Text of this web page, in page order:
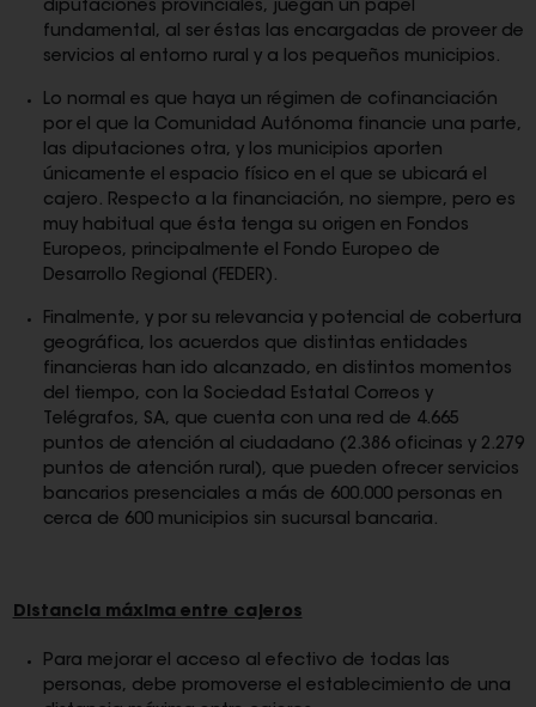
diputaciones provinciales, juegan un papel
fundamental, al ser éstas las encargadas de proveer de
servicios al entorno rural y a los pequeños municipios.
Lo normal es que haya un régimen de cofinanciación
por el que la Comunidad Autónoma financie una parte,
las diputaciones otra, y los municipios aporten
únicamente el espacio físico en el que se ubicará el
cajero. Respecto a la financiación, no siempre, pero es
muy habitual que ésta tenga su origen en Fondos
Europeos, principalmente el Fondo Europeo de
Desarrollo Regional (FEDER).
Finalmente, y por su relevancia y potencial de cobertura
geográfica, los acuerdos que distintas entidades
financieras han ido alcanzado, en distintos momentos
del tiempo, con la Sociedad Estatal Correos y
Telégrafos, SA, que cuenta con una red de 4.665
puntos de atención al ciudadano (2.386 oficinas y 2.279
puntos de atención rural), que pueden ofrecer servicios
bancarios presenciales a más de 600.000 personas en
cerca de 600 municipios sin sucursal bancaria.
Distancia máxima entre cajeros
Para mejorar el acceso al efectivo de todas las
personas, debe promoverse el establecimiento de una